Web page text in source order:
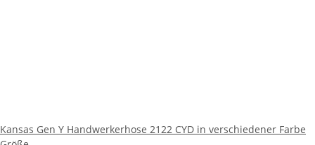
Kansas Gen Y Handwerkerhose 2122 CYD in verschiedener Farbe